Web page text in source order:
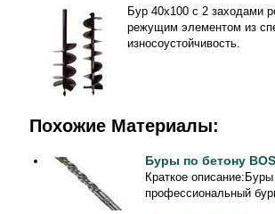
Бур 40х100 с 2 заходами
режущим элементом из
износоустойчивость.
Похожие Материалы:
Буры по бетону
Краткое
профессиональный